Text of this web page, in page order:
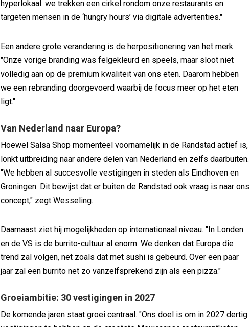
hyperlokaal: we trekken een cirkel rondom onze restaurants en
targeten mensen in de ‘hungry hours’ via digitale advertenties."
Een andere grote verandering is de herpositionering van het merk.
"Onze vorige branding was felgekleurd en speels, maar sloot niet
volledig aan op de premium kwaliteit van ons eten. Daarom hebben
we een rebranding doorgevoerd waarbij de focus meer op het eten
ligt."
Van Nederland naar Europa?
Hoewel Salsa Shop momenteel voornamelijk in de Randstad actief is,
lonkt uitbreiding naar andere delen van Nederland en zelfs daarbuiten.
"We hebben al succesvolle vestigingen in steden als Eindhoven en
Groningen. Dit bewijst dat er buiten de Randstad ook vraag is naar ons
concept," zegt Wesseling.
Daarnaast ziet hij mogelijkheden op internationaal niveau. "In Londen
en de VS is de burrito-cultuur al enorm. We denken dat Europa die
trend zal volgen, net zoals dat met sushi is gebeurd. Over een paar
jaar zal een burrito net zo vanzelfsprekend zijn als een pizza."
Groeiambitie: 30 vestigingen in 2027
De komende jaren staat groei centraal. "Ons doel is om in 2027 dertig